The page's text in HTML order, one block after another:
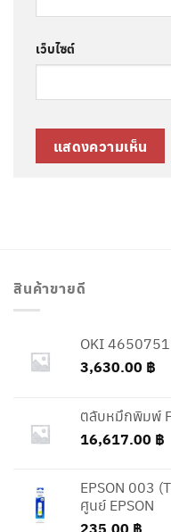
เว็บไซต์
สินค้าขายดี
OKI
3,630.00 ฿
ตลับหมึกพิมพ์
16,617.00 ฿
EPSON 003
ศูนย์ EPSON